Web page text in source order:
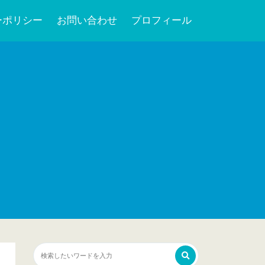
リシー お問い合わせ プロフィール